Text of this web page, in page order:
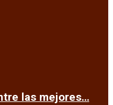
las mejores…